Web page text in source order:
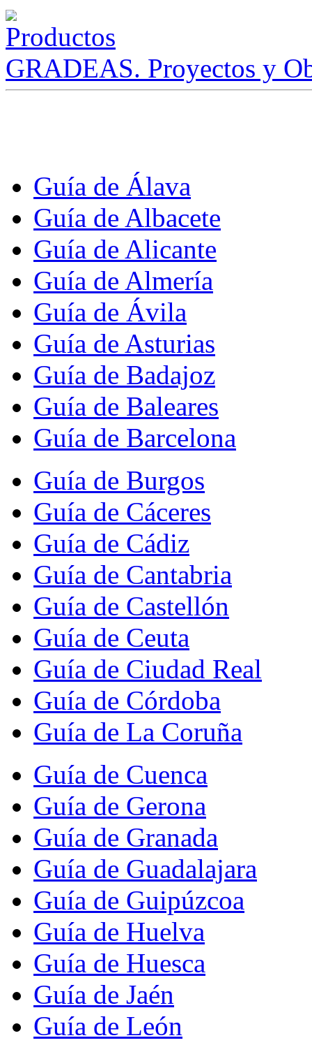
GRADEAS. Proyectos y
Guía de Álava
Guía de Albacete
Guía de Alicante
Guía de Almería
Guía de Ávila
Guía de Asturias
Guía de Badajoz
Guía de Baleares
Guía de Barcelona
Guía de Burgos
Guía de Cáceres
Guía de Cádiz
Guía de Cantabria
Guía de Castellón
Guía de Ceuta
Guía de Ciudad Real
Guía de Córdoba
Guía de La Coruña
Guía de Cuenca
Guía de Gerona
Guía de Granada
Guía de Guadalajara
Guía de Guipúzcoa
Guía de Huelva
Guía de Huesca
Guía de Jaén
Guía de León